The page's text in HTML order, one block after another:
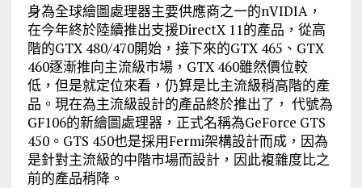
身為全球繪圖處理器主要供應商之一的nVIDIA，
在今年終於陸續推出支援DirectX 11的產品，從高
階的GTX 480/470開始，接下來的GTX 465、GTX
460逐漸推向主流級市場，GTX 460雖然價位較
低，但是就定位來看，仍算是比主流級稍高階的產
品。現在為主流級設計的產品終於推出了， 代號為
GF106的新繪圖處理器，正式名稱為GeForce GTS
450。GTS 450也是採用Fermi架構設計而成，因為
是針對主流級的中階市場而設計，因此複雜度比之
前的產品稍降。